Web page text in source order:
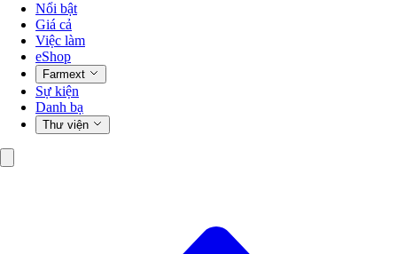
Nổi bật
Giá cả
Việc làm
eShop
Farmext
Sự kiện
Danh bạ
Thư viện